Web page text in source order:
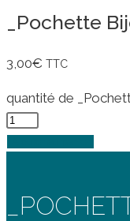
_Pochette
3,00€ TTC
quantité de